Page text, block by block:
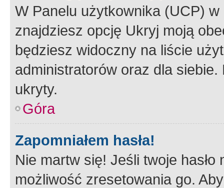
W Panelu użytkownika (UCP) w
znajdziesz opcję Ukryj moją
będziesz widoczny na liście
administratorów oraz dla
ukryty.
Góra
Zapomniałem hasła!
Nie martw się! Jeśli twoje
możliwość zresetowania go.